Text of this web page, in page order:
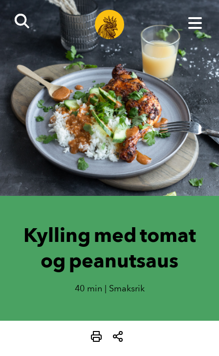
Kylling med tomat
og peanutsaus
40 min | Smaksrik